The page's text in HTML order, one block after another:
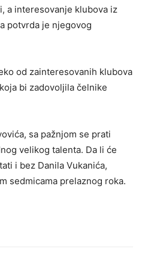
a interesovanje klubova iz
potvrda je njegovog
od zainteresovanih klubova
bi zadovoljila čelnike
sa pažnjom se prati
velikog talenta. Da li će
i bez Danila Vukanića,
sedmicama prelaznog roka.